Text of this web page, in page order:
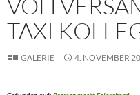
TAXI
GALERIE 4. NOVEMBER